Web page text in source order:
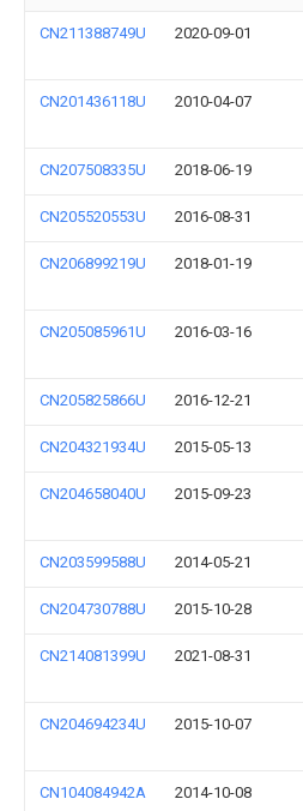
CN211388749U 2020-09-01
CN201436118U 2010-04-07
CN207508335U 2018-06-19
CN205520553U 2016-08-31
CN206899219U 2018-01-19
CN205085961U 2016-03-16
CN205825866U 2016-12-21
CN204321934U 2015-05-13
CN204658040U 2015-09-23
CN203599588U 2014-05-21
CN204730788U 2015-10-28
CN214081399U 2021-08-31
CN204694234U 2015-10-07
CN104084942A 2014-10-08